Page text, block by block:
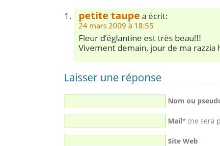
petite taupe a écrit:
24 mars 2009 à 18:55
Fleur d’églantine est très beau!!!
Vivement demain, jour de ma razzia
Laisser une réponse
Nom ou
Mail* (ne sera
Site Web